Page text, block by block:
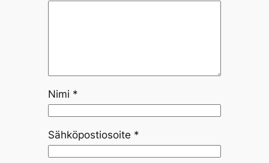
Nimi *
Sähköpostiosoite *